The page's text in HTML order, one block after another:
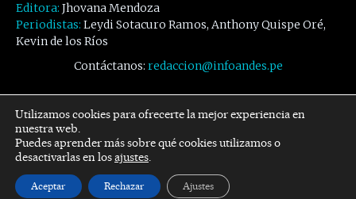
Editora: Jhovana Mendoza
Periodistas: Leydi Sotacuro Ramos, Anthony Quispe Oré,
Kevin de los Ríos
Contáctanos: redaccion@infoandes.pe
Síguenos
Facebook Twitter Youtube
Utilizamos cookies para ofrecerte la mejor experiencia en
nuestra web.
Puedes aprender más sobre qué cookies utilizamos o
desactivarlas en losajustes.
Aceptar Rechazar Ajustes